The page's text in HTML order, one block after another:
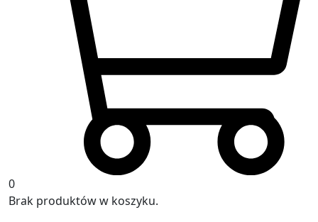
0
Brak produktów w koszyku.